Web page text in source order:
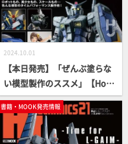
2024.10.01
【本日発売】「ぜんぶ塗らな
い模型製作のススメ」【How
To】
書籍・MOOK発売情報